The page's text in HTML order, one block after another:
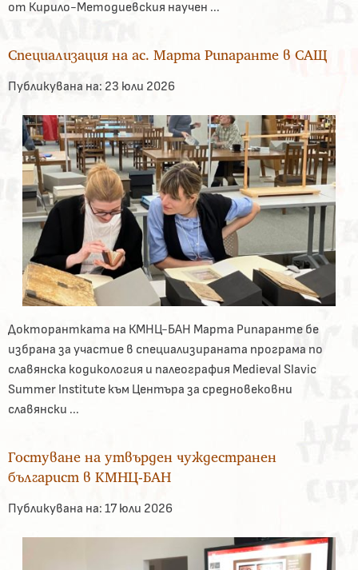
от Кирило-Методиевския научен ...
Специализация на ас. Марта Рипаранте в САЩ
Публикувана на: 23 юли 2026
Докторантката на КМНЦ-БАН Марта Рипаранте бе
избрана за участие в специализираната програма по
славянска кодикология и палеография Medieval Slavic
Summer Institute към Центъра за средновековни
славянски ...
Гостуване на утвърден чуждестранен
българист в КМНЦ-БАН
Публикувана на: 17 юли 2026